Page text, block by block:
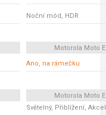
Noční mód, HDR
Motorola Moto
Ano, na rámečku
Motorola Moto
Světelný, Přiblížení,